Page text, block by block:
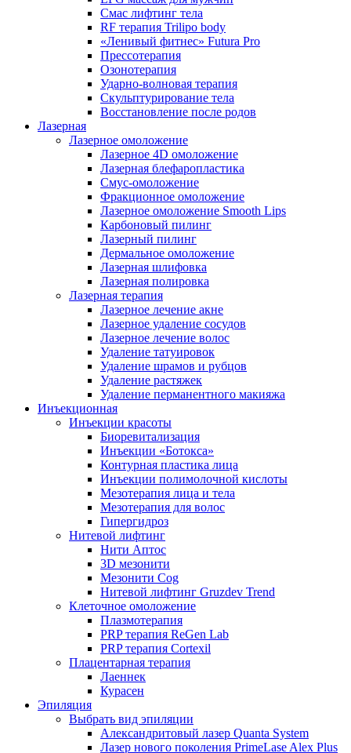
Смас лифтинг тела
RF терапия Trilipo body
«Ленивый фитнес» Futura Pro
Прессотерапия
Озонотерапия
Ударно-волновая терапия
Скульптурирование тела
Восстановление после родов
Лазерная
Лазерное омоложение
Лазерное 4D омоложение
Лазерная блефаропластика
Смус-омоложение
Фракционное омоложение
Лазерное омоложение Smooth Lips
Карбоновый пилинг
Лазерный пилинг
Дермальное омоложение
Лазерная шлифовка
Лазерная полировка
Лазерная терапия
Лазерное лечение акне
Лазерное удаление сосудов
Лазерное лечение волос
Удаление татуировок
Удаление шрамов и рубцов
Удаление растяжек
Удаление перманентного макияжа
Инъекционная
Инъекции красоты
Биоревитализация
Инъекции «Ботокса»
Контурная пластика лица
Инъекции полимолочной кислоты
Мезотерапия лица и тела
Мезотерапия для волос
Гипергидроз
Нитевой лифтинг
Нити Аптос
3D мезонити
Мезонити Cog
Нитевой лифтинг Gruzdev Trend
Клеточное омоложение
Плазмотерапия
PRP терапия ReGen Lab
PRP терапия Cortexil
Плацентарная терапия
Лаеннек
Курасен
Эпиляция
Выбрать вид эпиляции
Александритовый лазер Quanta System
Лазер нового поколения PrimeLase Alex Plus